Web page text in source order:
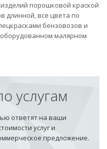
порошковой краской
длинной, все цвета по
бензовозов и
малярном
услугам
ответят на ваши
услуг и
предложение.